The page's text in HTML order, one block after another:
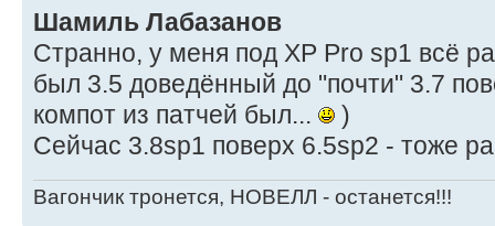
Шамиль Лабазанов
Странно, у меня под XP Pro sp1 всё
был 3.5 доведённый до "почти" 3.7
компот из патчей был...
)
Сейчас 3.8sp1 поверх 6.5sp2 - тоже
Вагончик тронется, НОВЕЛЛ - останется!!!